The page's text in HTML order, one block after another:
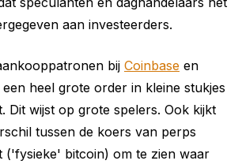
aan investeerders.
bij Coinbase en
heel grote order in kleine stukjes
Dit wijst op grote spelers. Ook kijkt
tussen de koers van perps
('fysieke' bitcoin) om te zien waar